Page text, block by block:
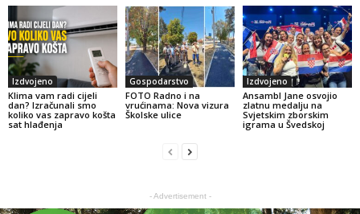
Izdvojeno
Klima vam radi cijeli
dan? Izračunali smo
koliko vas zapravo košta
sat hlađenja
Gospodarstvo
FOTO Radno i na
vrućinama: Nova vizura
Školske ulice
Izdvojeno
Ansambl Jane osvojio
zlatnu medalju na
Svjetskim zborskim
igrama u Švedskoj
- Advertisement -